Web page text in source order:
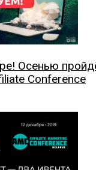
Осенью
Conference